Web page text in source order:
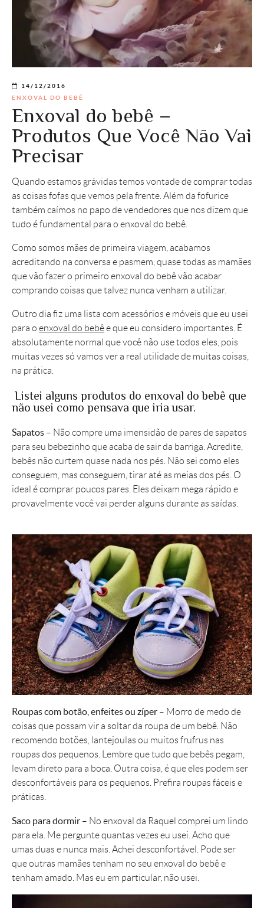
14/12/2016
ENXOVAL DO BEBÊ
Enxoval do bebê –
Produtos Que Você Não Vai
Precisar
Quando estamos grávidas temos vontade de comprar todas
as coisas fofas que vemos pela frente. Além da fofurice
também caímos no papo de vendedores que nos dizem que
tudo é fundamental para o enxoval do bebê.
Como somos mães de primeira viagem, acabamos
acreditando na conversa e pasmem, quase todas as mamães
que vão fazer o primeiro enxoval do bebê vão acabar
comprando coisas que talvez nunca venham a utilizar.
Outro dia fiz uma lista com acessórios e móveis que eu usei
para o enxoval do bebêe que eu considero importantes. É
absolutamente normal que você não use todos eles, pois
muitas vezes só vamos ver a real utilidade de muitas coisas,
na prática.
Listei alguns produtos do enxoval do bebê que
não usei como pensava que iria usar.
Sapatos – Não compre uma imensidão de pares de sapatos
para seu bebezinho que acaba de sair da barriga. Acredite,
bebês não curtem quase nada nos pés. Não sei como eles
conseguem, mas conseguem, tirar até as meias dos pés. O
ideal é comprar poucos pares. Eles deixam mega rápido e
provavelmente você vai perder alguns durante as saídas.
Roupas com botão, enfeites ou zíper – Morro de medo de
coisas que possam vir a soltar da roupa de um bebê. Não
recomendo botões, lantejoulas ou muitos frufrus nas
roupas dos pequenos. Lembre que tudo que bebês pegam,
levam direto para a boca. Outra coisa, é que eles podem ser
desconfortáveis para os pequenos. Prefira roupas fáceis e
práticas.
Saco para dormir – No enxoval da Raquel comprei um lindo
para ela. Me pergunte quantas vezes eu usei. Acho que
umas duas e nunca mais. Achei desconfortável. Pode ser
que outras mamães tenham no seu enxoval do bebê e
tenham amado. Mas eu em particular, não usei.